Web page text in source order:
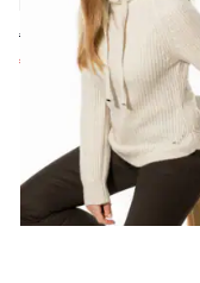
€ 209,99
€ 59,99 (-71%)
Seite 1 geladen.